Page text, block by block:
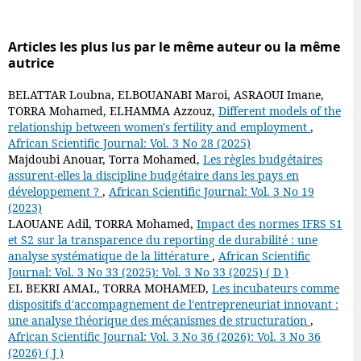
Articles les plus lus par le même auteur ou la même
autrice
BELATTAR Loubna, ELBOUANABI Maroi, ASRAOUI Imane,
TORRA Mohamed, ELHAMMA Azzouz, Different models of the
relationship between women's fertility and employment ,
African Scientific Journal: Vol. 3 No 28 (2025)
Majdoubi Anouar, Torra Mohamed, Les règles budgétaires
assurent-elles la discipline budgétaire dans les pays en
développement ? , African Scientific Journal: Vol. 3 No 19
(2023)
LAOUANE Adil, TORRA Mohamed, Impact des normes IFRS S1
et S2 sur la transparence du reporting de durabilité : une
analyse systématique de la littérature , African Scientific
Journal: Vol. 3 No 33 (2025): Vol. 3 No 33 (2025) ( D )
EL BEKRI AMAL, TORRA MOHAMED, Les incubateurs comme
dispositifs d'accompagnement de l'entrepreneuriat innovant :
une analyse théorique des mécanismes de structuration ,
African Scientific Journal: Vol. 3 No 36 (2026): Vol. 3 No 36
(2026) ( J )